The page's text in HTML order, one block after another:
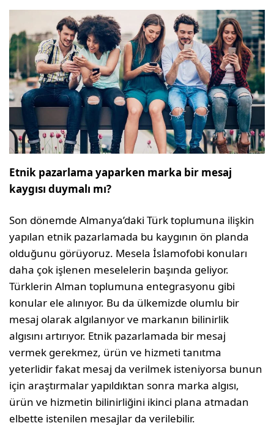
Etnik pazarlama yaparken marka bir mesaj
kaygısı duymalı mı?
Son dönemde Almanya’daki Türk toplumuna ilişkin
yapılan etnik pazarlamada bu kaygının ön planda
olduğunu görüyoruz. Mesela İslamofobi konuları
daha çok işlenen meselelerin başında geliyor.
Türklerin Alman toplumuna entegrasyonu gibi
konular ele alınıyor. Bu da ülkemizde olumlu bir
mesaj olarak algılanıyor ve markanın bilinirlik
algısını artırıyor. Etnik pazarlamada bir mesaj
vermek gerekmez, ürün ve hizmeti tanıtma
yeterlidir fakat mesaj da verilmek isteniyorsa bunun
için araştırmalar yapıldıktan sonra marka algısı,
ürün ve hizmetin bilinirliğini ikinci plana atmadan
elbette istenilen mesajlar da verilebilir.